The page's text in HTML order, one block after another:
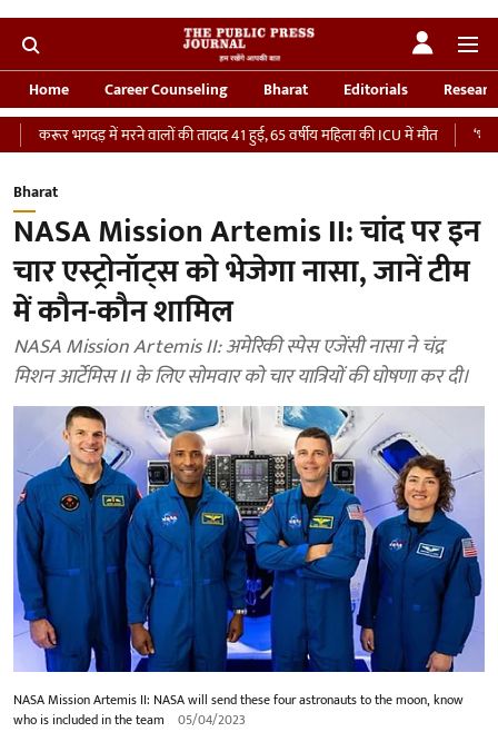
Home Career Counseling Bharat Editorials
में मरने वालों की तादाद 41 हुई, 65 वर्षीय महिला की ICU में मौत
‘भारतीय सेना
Bharat
NASA Mission Artemis II: चांद पर इन
चार एस्ट्रोनॉट्स को भेजेगा नासा, जानें टीम
में कौन-कौन शामिल
NASA Mission Artemis II: अमेरिकी स्पेस एजेंसी नासा ने चंद्र
मिशन आर्टेमिस II के लिए सोमवार को चार यात्रियों की घोषणा कर दी।
NASA Mission Artemis II: NASA will send these four astronauts to the moon, know
who is included in the team
05/04/2023